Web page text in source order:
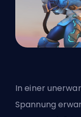
In einer
Spannung